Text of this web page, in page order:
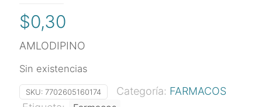
$0,30
AMLODIPINO
Sin existencias
SKU: 7702605160174 Categoría: FARMACOS